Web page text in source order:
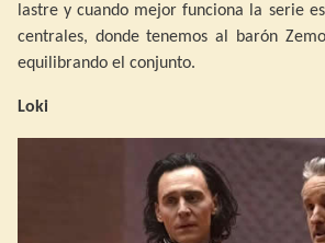
lastre y cuando mejor funciona la serie
centrales, donde tenemos al barón
equilibrando el conjunto.
Loki